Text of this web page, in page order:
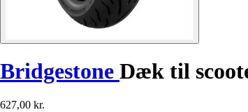
Bridgestone Dæk til
627,00 kr.